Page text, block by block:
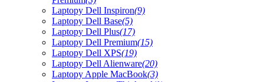
Laptopy Dell Inspiron(9)
Laptopy Dell Base(5)
Laptopy Dell Plus(17)
Laptopy Dell Premium(15)
Laptopy Dell XPS(19)
Laptopy Dell Alienware(20)
Laptopy Apple MacBook(3)